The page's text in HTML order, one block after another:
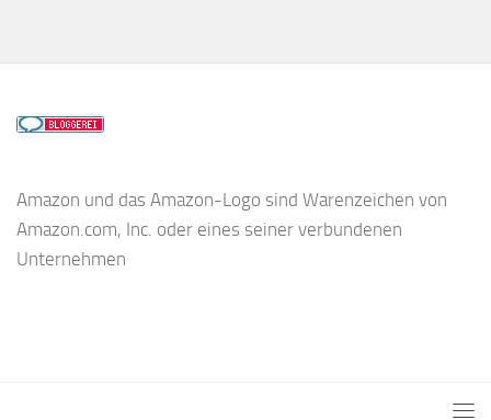
Amazon und das Amazon-Logo sind Warenzeichen von
Amazon.com, Inc. oder eines seiner verbundenen
Unternehmen